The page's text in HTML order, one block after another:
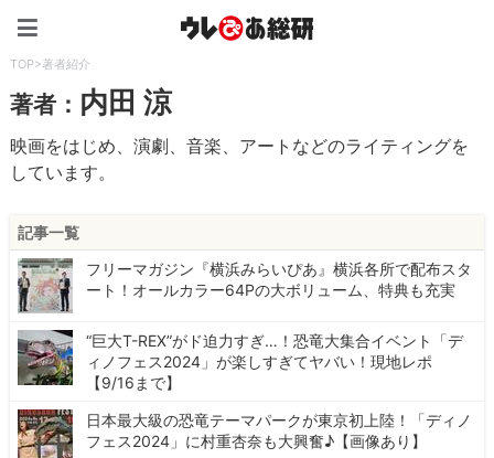
TOP>著者紹介
著者： 内田 涼
映画をはじめ、演劇、音楽、アートなどのライティングを
しています。
記事一覧
フリーマガジン『横浜みらいぴあ』横浜各所で配布スタ
ート！オールカラー64Pの大ボリューム、特典も充実
“巨大T-REX”がド迫力すぎ…！恐竜大集合イベント「デ
ィノフェス2024」が楽しすぎてヤバい！現地レポ
【9/16まで】
日本最大級の恐竜テーマパークが東京初上陸！「ディノ
フェス2024」に村重杏奈も大興奮♪【画像あり】